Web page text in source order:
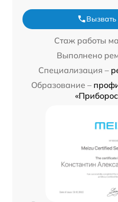
Вызвать
Стаж работы
Выполнено
Специализация –
Образование –